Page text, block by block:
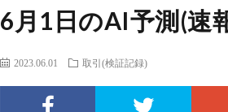
6月1日のAI予測(速
2023.06.01 取引(検証記録)